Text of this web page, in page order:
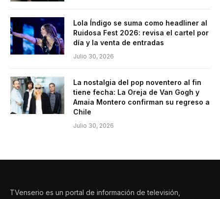
Lola Índigo se suma como headliner al
Ruidosa Fest 2026: revisa el cartel por
día y la venta de entradas
Julio 30, 2026
La nostalgia del pop noventero al fin
tiene fecha: La Oreja de Van Gogh y
Amaia Montero confirman su regreso a
Chile
Julio 30, 2026
TVenserio es un portal de información de televisión,